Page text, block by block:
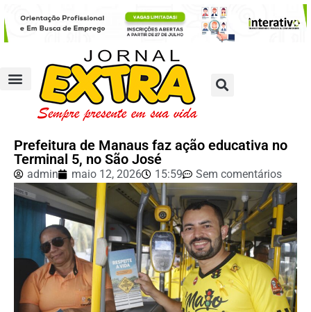
Prefeitura de Manaus faz ação educativa no
Terminal 5, no São José
admin maio 12, 2026 15:59 Sem comentários